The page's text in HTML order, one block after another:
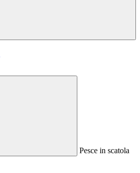
Pesce in scatola